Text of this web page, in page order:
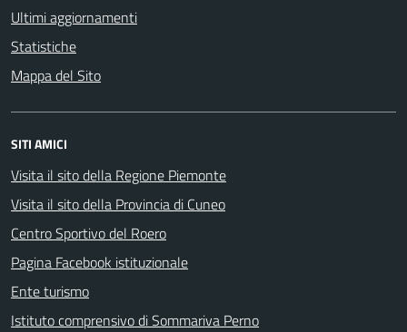
Ultimi aggiornamenti
Statistiche
Mappa del Sito
SITI AMICI
Visita il sito della Regione Piemonte
Visita il sito della Provincia di Cuneo
Centro Sportivo del Roero
Pagina Facebook istituzionale
Ente turismo
Istituto comprensivo di Sommariva Perno